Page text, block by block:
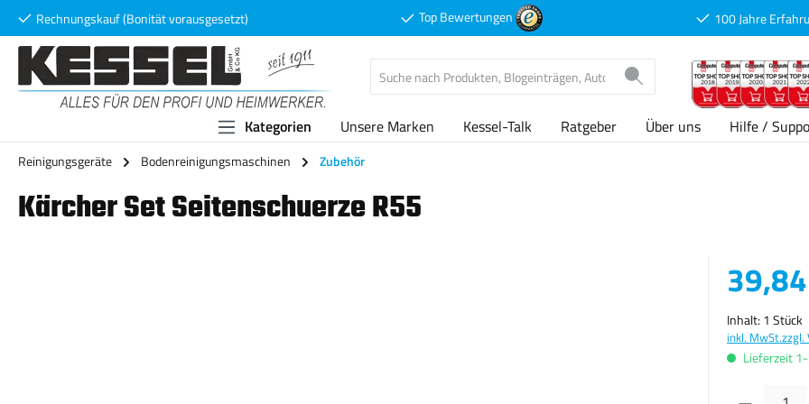
Hauptinhalt springen
Zur Suche springen
Zur Hauptnavigation springen
Rechnungskauf (Bonität vorausgesetzt) Top Bewertungen 100 Jahre
Kategorien Unsere Marken Kessel-Talk Ratgeber Über uns Hilfe /
Reinigungsgeräte Bodenreinigungsmaschinen Zubehör
Kärcher Set Seitenschuerze R55
Verkaufspreis:
Inhalt: 1 Stück
inkl. MwSt.zzgl.
Lieferzeit
Produkt Anzahl: